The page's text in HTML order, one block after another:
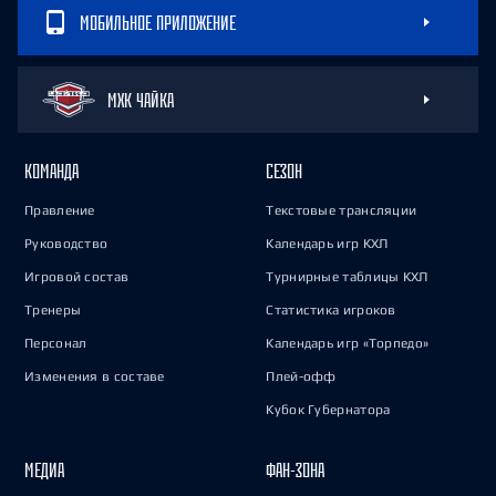
МОБИЛЬНОЕ ПРИЛОЖЕНИЕ
МХК ЧАЙКА
КОМАНДА
Правление
Руководство
Игровой состав
Тренеры
Персонал
Изменения в составе
СЕЗОН
Текстовые трансляции
Календарь игр КХЛ
Турнирные таблицы КХЛ
Статистика игроков
Календарь игр «Торпедо»
Плей-офф
Кубок Губернатора
МЕДИА ФАН-ЗОНА